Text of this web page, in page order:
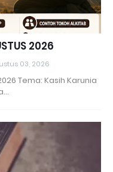
2026
03, 2026
Tema: Kasih Karunia